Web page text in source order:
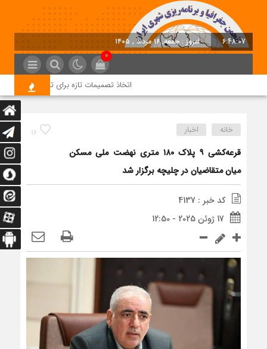
6:48:08 امروز : جمعه, ۱۶ مرداد , ۱۴۰۵
0
اتخاذ تصمیمات تازه برای تسریع در روند
16 خانه اخبار
قرعه‌کشی ۹ پلاک ۱۸۰ متری نهضت ملی مسکن
میان متقاضیان در چلیچه برگزار شد
کد خبر : 4137
17 ژوئن 2025 - 12:50